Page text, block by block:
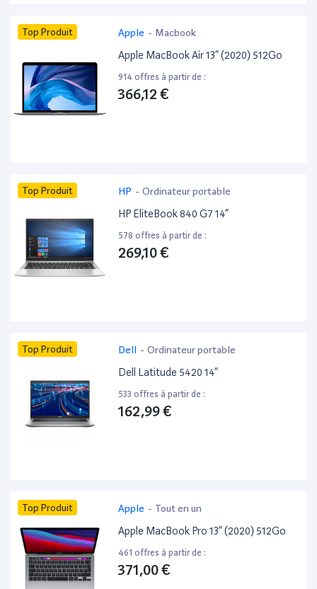
Top Produit Apple - Macbook
Apple MacBook Air 13” (2020) 512Go
914 offres à partir de :
366,12 €
Top Produit HP - Ordinateur portable
HP EliteBook 840 G7 14”
578 offres à partir de :
269,10 €
Top Produit Dell - Ordinateur portable
Dell Latitude 5420 14”
533 offres à partir de :
162,99 €
Top Produit Apple - Tout en un
Apple MacBook Pro 13” (2020) 512Go
461 offres à partir de :
371,00 €